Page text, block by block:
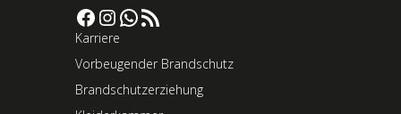
Facebook InstagramWhatsApp RSS-Feed
Karriere
Vorbeugender Brandschutz
Brandschutzerziehung